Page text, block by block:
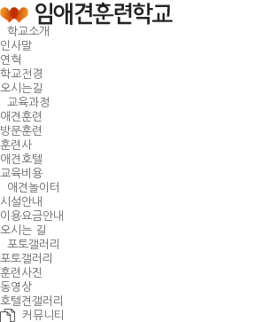
학교소개
인사말
연혁
학교전경
오시는길
교육과정
애견훈련
방문훈련
훈련사
애견호텔
교육비용
애견놀이터
시설안내
이용요금안내
오시는 길
포토갤러리
포토갤러리
훈련사진
동영상
호텔견갤러리
커뮤니티